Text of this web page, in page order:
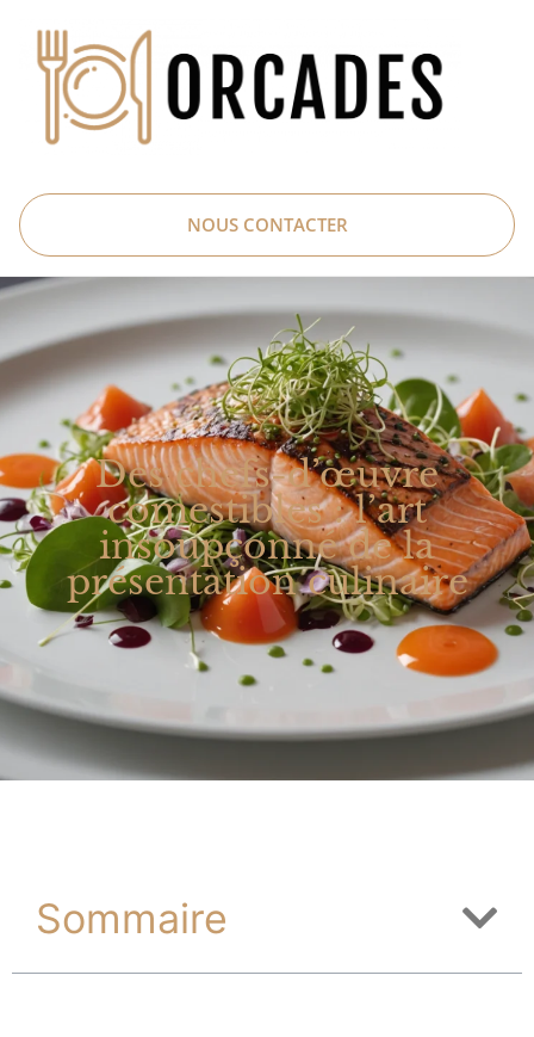
NOUS CONTACTER
Des chefs-d’œuvre
comestibles : l’art
insoupçonné de la
présentation culinaire
Sommaire